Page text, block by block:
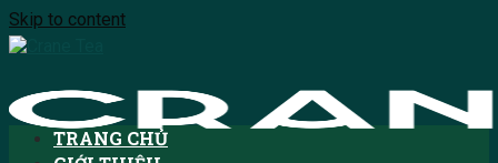
Skip to content
TRANG CHỦ